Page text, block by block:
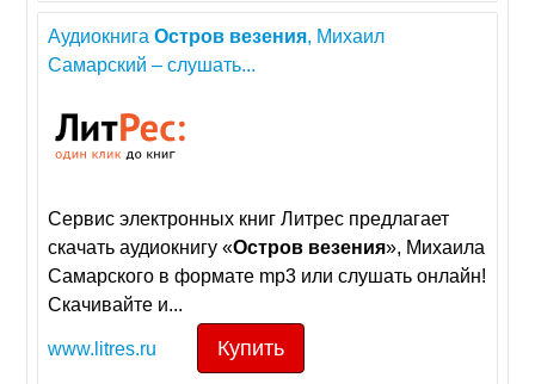
АудиокнигаОстров везения, Михаил
Самарский – слушать...
Сервис электронных книг Литрес предлагает
скачать аудиокнигу «Остров везения», Михаила
Самарского в формате mp3 или слушать онлайн!
Скачивайте и...
www.litres.ru Купить